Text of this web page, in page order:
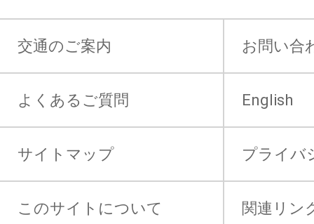
交通のご案内 お問い合
よくあるご質問 English
サイトマップ プライバ
このサイトについて 関連リン